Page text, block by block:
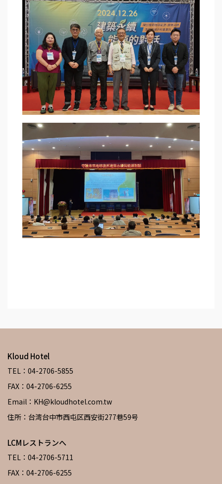
Kloud Hotel
TEL：04-2706-5855
FAX：04-2706-6255
Email：KH@kloudhotel.com.tw
住所：台湾台中市西屯区西安街277巷59号
LCMレストランへ
TEL：04-2706-5711
FAX：04-2706-6255